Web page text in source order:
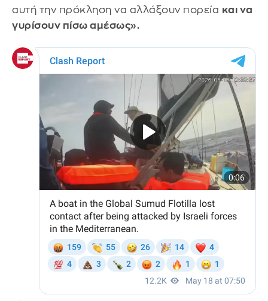
αυτή την πρόκληση να αλλάξουν πορεία και να
γυρίσουν πίσω αμέσως».